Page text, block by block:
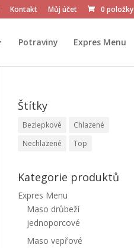
Kontakt Můj účet 0 položky
Potraviny Expres Menu
Štítky
Bezlepkové
Chlazené
Nechlazené
Top
Kategorie produktů
Expres Menu
Maso drůbeží
jednoporcové
Maso vepřové